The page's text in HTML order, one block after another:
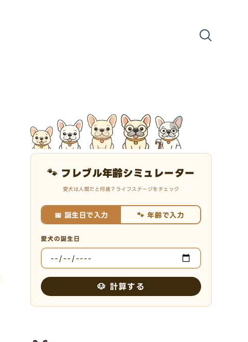
🐾 フレブル年齢シミュレーター
愛犬は人間だと何歳？ライフステージをチェック
📅 誕生日で入力 🐾 年齢で入力
愛犬の誕生日
🐶 計算する